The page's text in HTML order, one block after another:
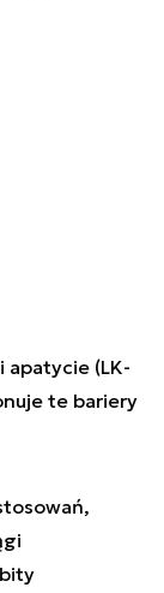
apatycie (LK-
te bariery